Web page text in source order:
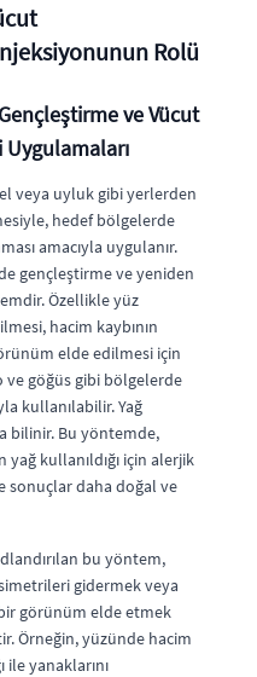
Rolü
ve Vücut
veya uyluk gibi yerlerden
hedef bölgelerde
amacıyla uygulanır.
gençleştirme ve yeniden
Özellikle yüz
hacim kaybının
elde edilmesi için
ve göğüs gibi bölgelerde
kullanılabilir. Yağ
bilinir. Bu yöntemde,
kullanıldığı için alerjik
sonuçlar daha doğal ve
bu yöntem,
gidermek veya
görünüm elde etmek
Örneğin, yüzünde hacim
ile yanaklarını